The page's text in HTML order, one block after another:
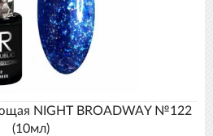
NIGHT BROADWAY №122
(10мл)